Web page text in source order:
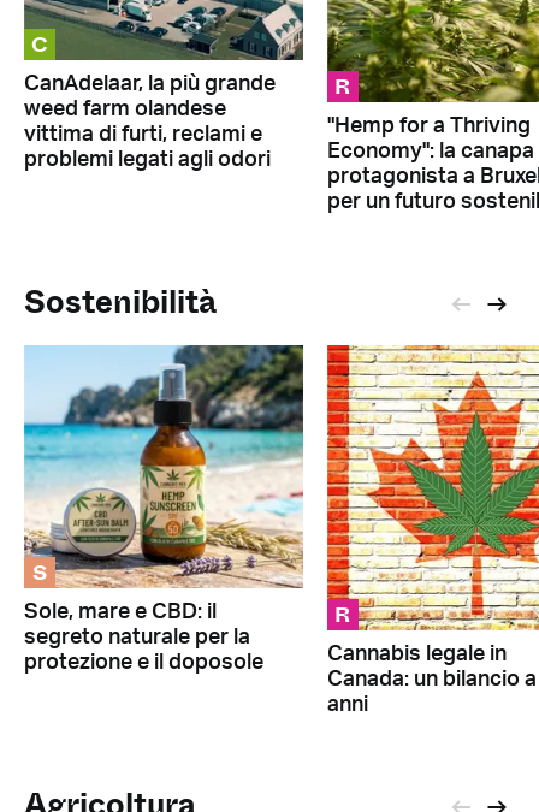
C
CanAdelaar, la più grande
weed farm olandese
vittima di furti, reclami e
problemi legati agli odori
R
"Hemp for a Thriving
Economy": la canapa
protagonista a
per un futuro
Sostenibilità
S
Sole, mare e CBD: il
segreto naturale per la
protezione e il doposole
R
Cannabis legale in
Canada: un bilancio
anni